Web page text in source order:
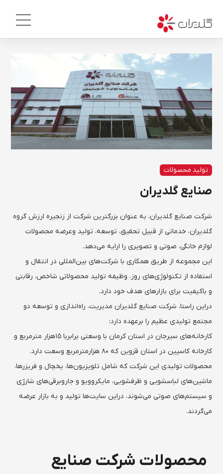
تولید محصولات
صنایع گلدیران
شرکت صنایع گلدیران، به عنوان بزرگترین شرکت از زنجیره ارزش گروه
گلدیران، خدماتی از قبیل تحقیق، توسعه، تولید وعرضه محصولات
لوازم خانگی، صوتی و تصویری را ارایه می‌دهد.
این مجموعه از طریق همکاری با شرکت‌های بین‌المللی در انتقال و
استفاده از تکنولوژی‌های روز، وظیفه تولید محصولاتی شاخص، رقابتی
و باکیفیت برای بازارهای هدف خود دارد.
دراین راستا، شرکت صنایع گلدیران مدیریت، راه‌اندازی و توسعه دو
مجتمع تولیدی عظیم را برعهده دارد:
کارخانه‌های سیرجان در استان کرمان با وسعتی برابربا ۱۵هزار مترمربع و
کارخانه کاسپین در استان قزوین که ۸۰ هزارمترمربع وسعت دارد.
محصولات تولیدی این شرکت که شامل تلویزیون‌ها، یخچال و فریزرها،
ماشین‌های لباسشویی و ظرفشویی، مایکروویو و جاروبرقی‌های شارژی
و سیستم‌های صوتی می‌شوند، دراین سایت‌ها تولید و به بازار عرضه
می‌گردند.
محصولات شرکت صنایع